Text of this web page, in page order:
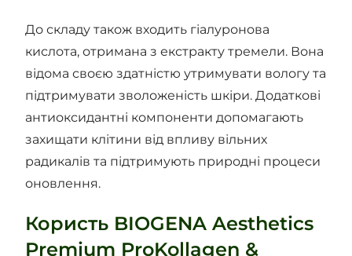
До складу також входить гіалуронова
кислота, отримана з екстракту тремели. Вона
відома своєю здатністю утримувати вологу та
підтримувати зволоженість шкіри. Додаткові
антиоксидантні компоненти допомагають
захищати клітини від впливу вільних
радикалів та підтримують природні процеси
оновлення.
Користь BIOGENA Aesthetics
Premium ProKollagen &